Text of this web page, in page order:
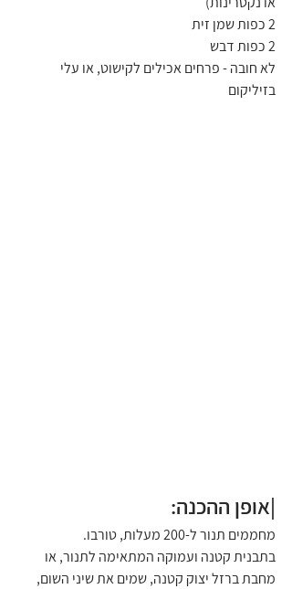
2 כפות שמן זית
2 כפות דבש
לא חובה - פרחים אכילים לקישוט, או עלי
בזיליקום
|אופן ההכנה:
מחממים תנור ל-200 מעלות, טורבו.
בתבנית קטנה ועמוקה המתאימה לתנור, או
מחבת ברזל יצוק קטנה, שמים את שיני השום,